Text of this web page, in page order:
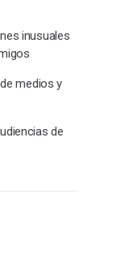
inusuales
medios y
de